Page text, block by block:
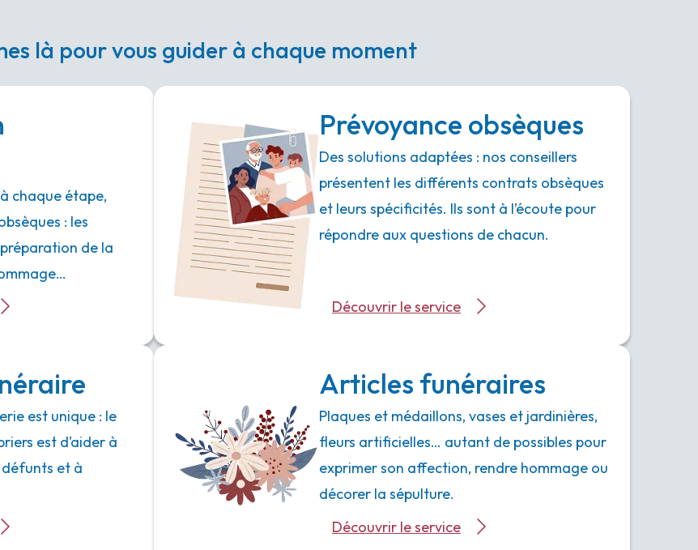
là pour vous guider à chaque moment
chaque étape,
: les
de la
Prévoyance obsèques
Des solutions adaptées : nos conseillers
présentent les différents contrats obsèques
et leurs spécificités. Ils sont à l’écoute pour
répondre aux questions de chacun.
Découvrir le service
est unique : le
est d’aider à
et à
Articles funéraires
Plaques et médaillons, vases et jardinières,
fleurs artificielles… autant de possibles pour
exprimer son affection, rendre hommage ou
décorer la sépulture.
Découvrir le service